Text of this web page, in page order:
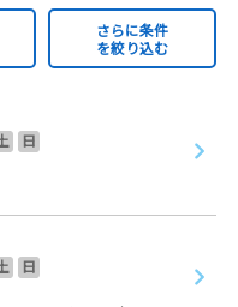
さらに条件
を絞り込む
日
日